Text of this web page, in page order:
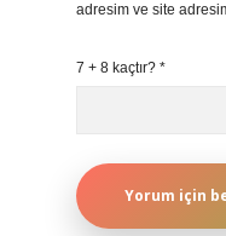
adresim ve site
7 + 8 kaçtır? *